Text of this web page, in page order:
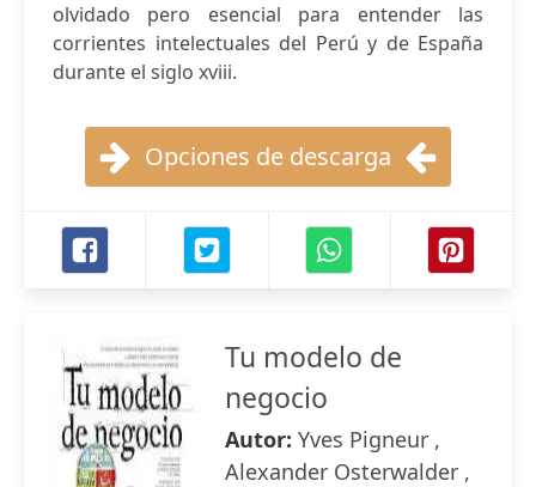
olvidado pero esencial para entender las
corrientes intelectuales del Perú y de España
durante el siglo xviii.
Opciones de descarga
Tu modelo de
negocio
Autor: Yves Pigneur ,
Alexander Osterwalder ,